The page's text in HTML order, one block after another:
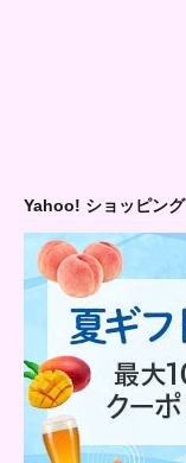
Yahoo! ショッピング